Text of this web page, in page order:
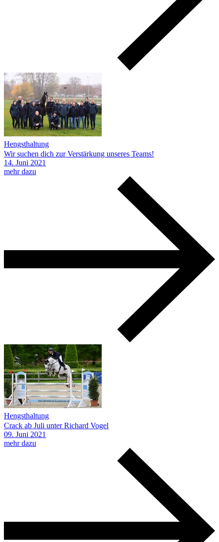
Hengsthaltung
Wir suchen dich zur Verstärkung unseres Teams!
14. Juni 2021
mehr dazu
Hengsthaltung
Crack ab Juli unter Richard Vogel
09. Juni 2021
mehr dazu